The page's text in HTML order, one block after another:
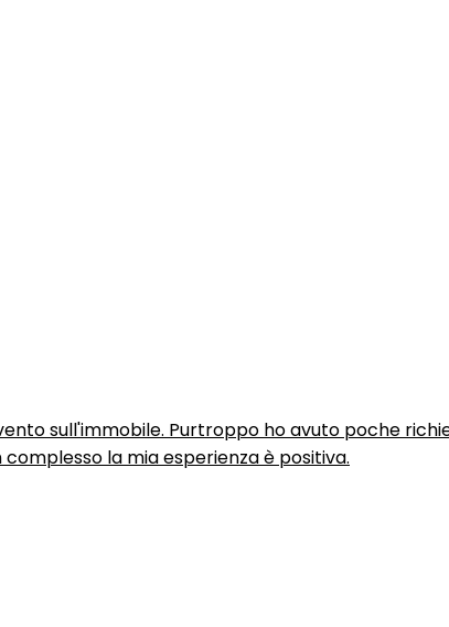
sull'immobile. Purtroppo ho avuto poche
la mia esperienza è positiva.